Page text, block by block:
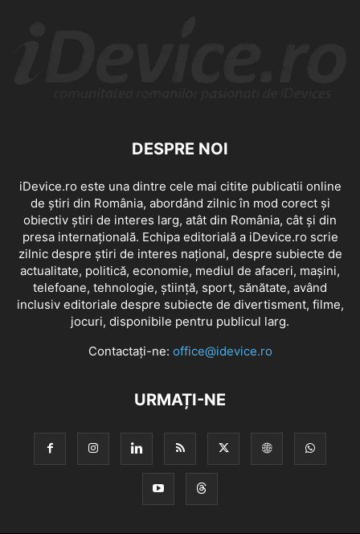
DESPRE NOI
iDevice.ro este una dintre cele mai citite publicatii online
de știri din România, abordând zilnic în mod corect și
obiectiv știri de interes larg, atât din România, cât și din
presa internațională. Echipa editorială a iDevice.ro scrie
zilnic despre știri de interes național, despre subiecte de
actualitate, politică, economie, mediul de afaceri, mașini,
telefoane, tehnologie, știință, sport, sănătate, având
inclusiv editoriale despre subiecte de divertisment, filme,
jocuri, disponibile pentru publicul larg.
Contactați-ne: office@idevice.ro
URMAȚI-NE